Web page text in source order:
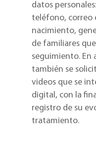
datos
teléfono, correo
nacimiento,
de familiares
seguimiento. En
también se
videos que se
digital, con la
registro de su
tratamiento.